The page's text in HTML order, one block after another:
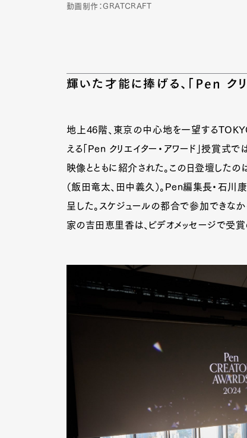
動画制作：GRATCRAFT
輝いた才能に捧げる、「Pen ク
地上46階、東京の中心地を一望する
える「Pen クリエイター・アワード」授賞式
映像とともに紹介された。この日登壇したの
（飯田竜太、田中義久）。Pen編集長・石川康
呈した。スケジュールの都合で参加できな
家の吉田恵里香は、ビデオメッセージで受賞